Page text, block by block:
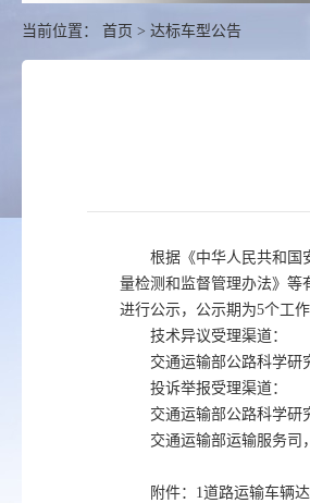
当前位置： 首页 > 达标车型公告
根据《中华人民共和国
量检测和监督管理办法》等
进行公示，公示期为5个工
技术异议受理渠道：
交通运输部公路科学研
投诉举报受理渠道：
交通运输部公路科学研
交通运输部运输服务司
附件：1道路运输车辆